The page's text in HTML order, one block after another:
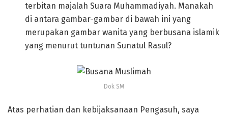
terbitan majalah Suara Muhammadiyah. Manakah
di antara gambar-gambar di bawah ini yang
merupakan gambar wanita yang berbusana islamik
yang menurut tuntunan Sunatul Rasul?
Dok SM
Atas perhatian dan kebijaksanaan Pengasuh, saya